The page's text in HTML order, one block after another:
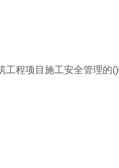
工程项目施工安全管理的